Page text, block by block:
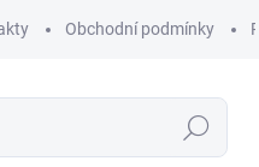
Obchodní podmínky
Hledat